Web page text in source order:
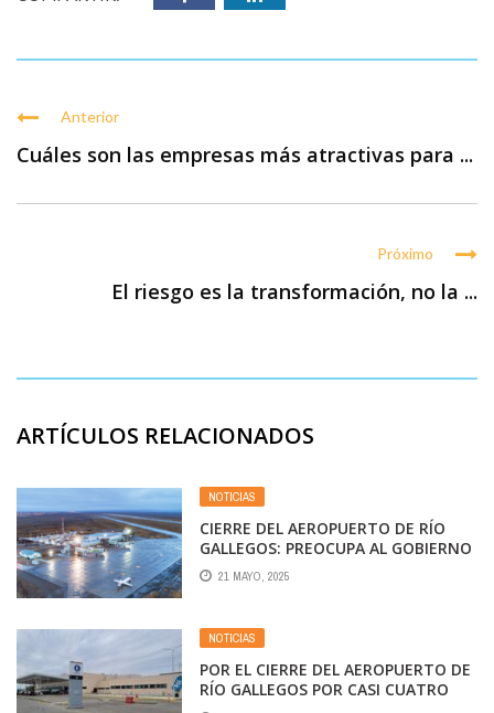
Anterior
Cuáles son las empresas más atractivas para ...
Próximo
El riesgo es la transformación, no la ...
ARTÍCULOS RELACIONADOS
NOTICIAS
CIERRE DEL AEROPUERTO DE RÍO
GALLEGOS: PREOCUPA AL GOBIERNO
DE SANTA CRUZ LOS VUELOS
SANITARIOS Y LLEGADA DE INSUMOS
21 MAYO, 2025
NOTICIAS
POR EL CIERRE DEL AEROPUERTO DE
RÍO GALLEGOS POR CASI CUATRO